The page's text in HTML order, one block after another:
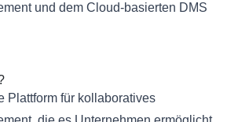
und dem Cloud-basierten DMS
Plattform für kollaboratives